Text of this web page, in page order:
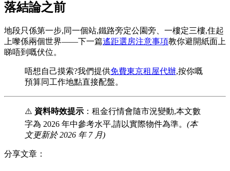
落結論之前
地段只係第一步,同一個站,鐵路旁定公園旁、一樓定三樓,住起
上嚟係兩個世界——下一篇遙距選房注意事項教你避開紙面上
睇唔到嘅伏位。
唔想自己摸索?我們提供免費東京租屋代辦,按你嘅
預算同工作地點直接配盤。
⚠️ 資料時效提示 ：租金行情會隨市況變動,本文數
字為 2026 年中參考水平,請以實際物件為準。 (本
文更新於 2026 年 7 月)
分享文章：